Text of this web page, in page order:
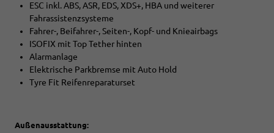
ESC inkl. ABS, ASR, EDS, XDS+, HBA und weiterer
Fahrassistenzsysteme
Fahrer-, Beifahrer-, Seiten-, Kopf- und Knieairbags
ISOFIX mit Top Tether hinten
Alarmanlage
Elektrische Parkbremse mit Auto Hold
Tyre Fit Reifenreparaturset
Außenausstattung: